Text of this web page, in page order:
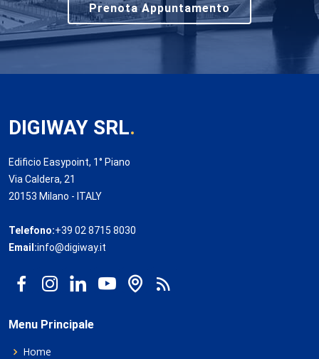
Prenota Appuntamento
DIGIWAY SRL.
Edificio Easypoint, 1° Piano
Via Caldera, 21
20153 Milano - ITALY
Telefono:+39 02 8715 8030
Email:info@digiway.it
Menu Principale
Home